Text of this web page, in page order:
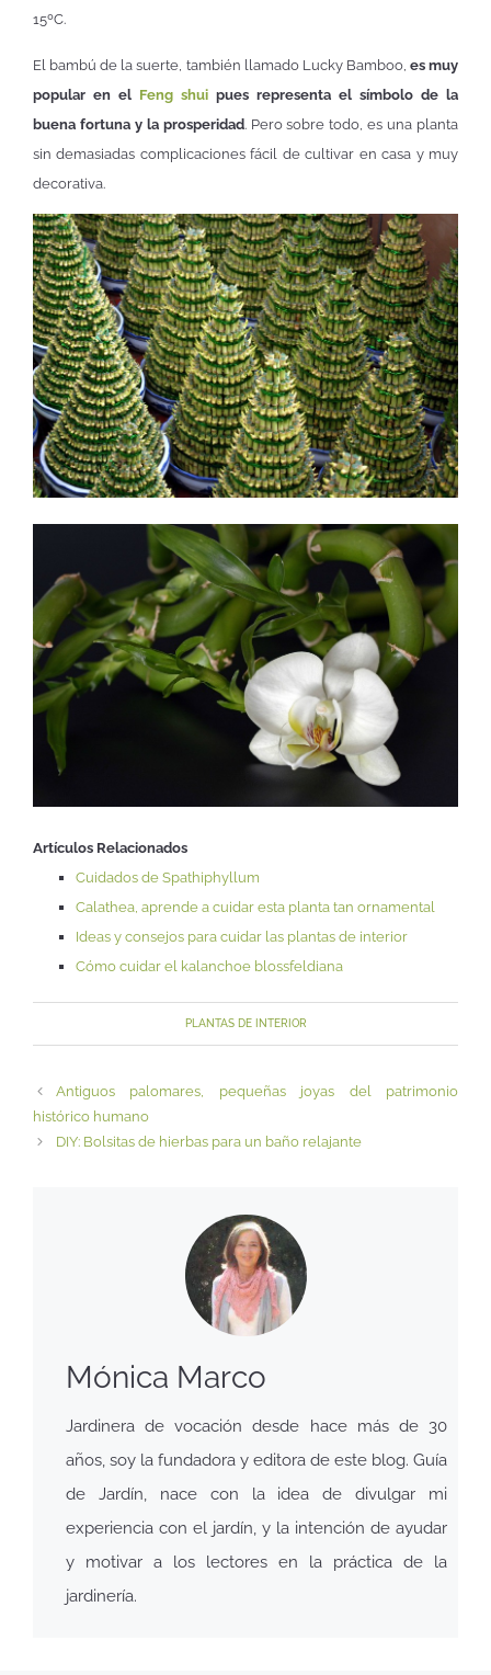
15ºC.
El bambú de la suerte, también llamado Lucky Bamboo, es muy
popular en el Feng shui pues representa el símbolo de la
buena fortuna y la prosperidad. Pero sobre todo, es una planta
sin demasiadas complicaciones fácil de cultivar en casa y muy
decorativa.
Artículos Relacionados
Cuidados de Spathiphyllum
Calathea, aprende a cuidar esta planta tan ornamental
Ideas y consejos para cuidar las plantas de interior
Cómo cuidar el kalanchoe blossfeldiana
PLANTAS DE INTERIOR
Antiguos palomares, pequeñas joyas del patrimonio
histórico humano
DIY: Bolsitas de hierbas para un baño relajante
Mónica Marco
Jardinera de vocación desde hace más de 30
años, soy la fundadora y editora de este blog. Guía
de Jardín, nace con la idea de divulgar mi
experiencia con el jardín, y la intención de ayudar
y motivar a los lectores en la práctica de la
jardinería.